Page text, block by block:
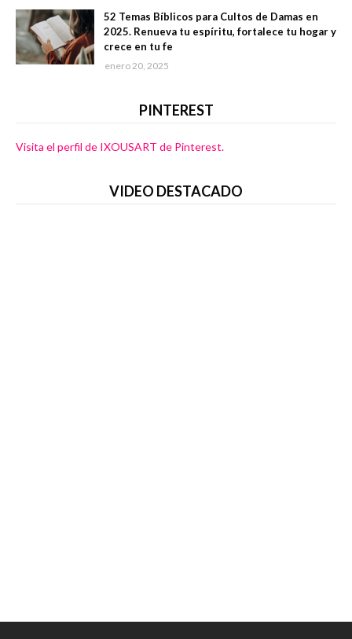
52 Temas Bíblicos para Cultos de Damas en
2025. Renueva tu espíritu, fortalece tu hogar y
crece en tu fe
enero 20, 2025
PINTEREST
Visita el perfil de IXOUSART de Pinterest.
VIDEO DESTACADO